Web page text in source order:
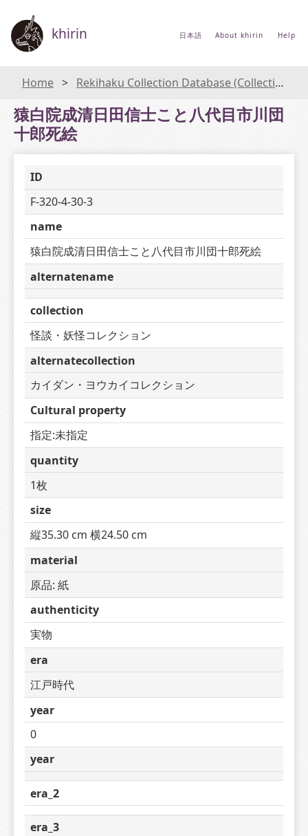
khirin 日本語 About khirin Help
Home Rekihaku Collection Database (Collections Database of the National Museum of Japanese History)
猿白院成清日田信士こと八代目市川団
十郎死絵
ID
F-320-4-30-3
name
猿白院成清日田信士こと八代目市川団十郎死絵
alternatename
collection
怪談・妖怪コレクション
alternatecollection
カイダン・ヨウカイコレクション
Cultural property
指定:未指定
quantity
1枚
size
縦35.30 cm 横24.50 cm
material
原品: 紙
authenticity
実物
era
江戸時代
year
0
year
era_2
era_3